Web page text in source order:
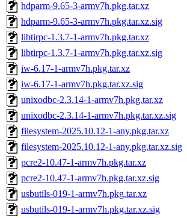
hdparm-9.65-3-armv7h.pkg.tar.xz
hdparm-9.65-3-armv7h.pkg.tar.xz.sig
libtirpc-1.3.7-1-armv7h.pkg.tar.xz
libtirpc-1.3.7-1-armv7h.pkg.tar.xz.sig
iw-6.17-1-armv7h.pkg.tar.xz
iw-6.17-1-armv7h.pkg.tar.xz.sig
unixodbc-2.3.14-1-armv7h.pkg.tar.xz
unixodbc-2.3.14-1-armv7h.pkg.tar.xz.sig
filesystem-2025.10.12-1-any.pkg.tar.xz
filesystem-2025.10.12-1-any.pkg.tar.xz.sig
pcre2-10.47-1-armv7h.pkg.tar.xz
pcre2-10.47-1-armv7h.pkg.tar.xz.sig
usbutils-019-1-armv7h.pkg.tar.xz
usbutils-019-1-armv7h.pkg.tar.xz.sig